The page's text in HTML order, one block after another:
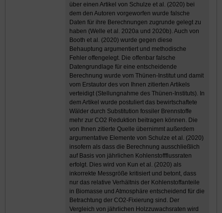
über einen Artikel von Schulze et al. (2020) bei
dem den Autoren vorgeworfen wurde falsche
Daten für ihre Berechnungen zugrunde gelegt zu
haben (Welle et al. 2020a und 2020b). Auch von
Booth et al. (2020) wurde gegen diese
Behauptung argumentiert und methodische
Fehler offengelegt. Die offenbar falsche
Datengrundlage für eine entscheidende
Berechnung wurde vom Thünen-Institut und damit
vom Erstautor des von Ihnen zitierten Artikels
verteidigt (Stellungnahme des Thünen-Instituts). In
dem Artikel wurde postuliert das bewirtschaftete
Wälder durch Substitution fossiler Brennstoffe
mehr zur CO2 Reduktion beitragen können. Die
von Ihnen zitierte Quelle übernimmt außerdem
argumentative Elemente von Schulze et al. (2020)
insofern als dass die Berechnung ausschließlich
auf Basis von jährlichen Kohlenstoffflussraten
erfolgt. Dies wird von Kun et al. (2020) als
inkorrekte Messgröße kritisiert und betont, dass
nur das relative Verhältnis der Kohlenstoffanteile
in Biomasse und Atmosphäre entscheidend für die
Betrachtung der CO2-Fixierung sind. Der
Vergleich von jährlichen Holzzuwachsraten wird